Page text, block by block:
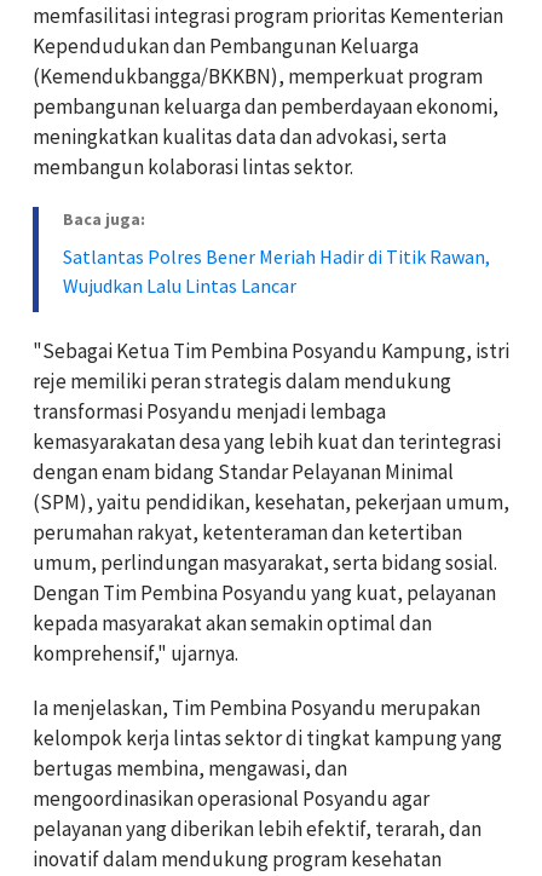
memfasilitasi integrasi program prioritas Kementerian
Kependudukan dan Pembangunan Keluarga
(Kemendukbangga/BKKBN), memperkuat program
pembangunan keluarga dan pemberdayaan ekonomi,
meningkatkan kualitas data dan advokasi, serta
membangun kolaborasi lintas sektor.
Baca juga:
Satlantas Polres Bener Meriah Hadir di Titik Rawan,
Wujudkan Lalu Lintas Lancar
"Sebagai Ketua Tim Pembina Posyandu Kampung, istri
reje memiliki peran strategis dalam mendukung
transformasi Posyandu menjadi lembaga
kemasyarakatan desa yang lebih kuat dan terintegrasi
dengan enam bidang Standar Pelayanan Minimal
(SPM), yaitu pendidikan, kesehatan, pekerjaan umum,
perumahan rakyat, ketenteraman dan ketertiban
umum, perlindungan masyarakat, serta bidang sosial.
Dengan Tim Pembina Posyandu yang kuat, pelayanan
kepada masyarakat akan semakin optimal dan
komprehensif," ujarnya.
Ia menjelaskan, Tim Pembina Posyandu merupakan
kelompok kerja lintas sektor di tingkat kampung yang
bertugas membina, mengawasi, dan
mengoordinasikan operasional Posyandu agar
pelayanan yang diberikan lebih efektif, terarah, dan
inovatif dalam mendukung program kesehatan